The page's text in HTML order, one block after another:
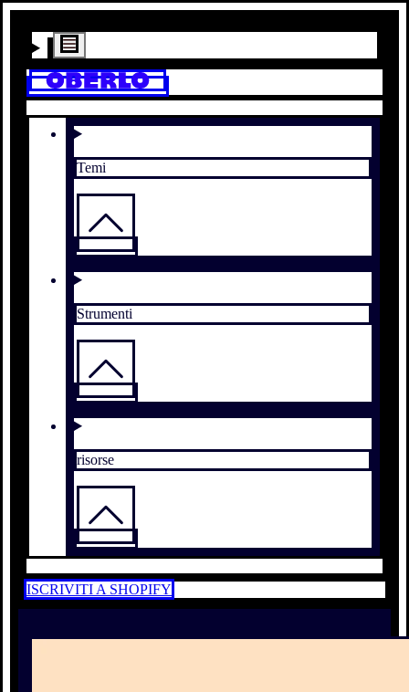
Temi
Strumenti
risorse
ISCRIVITI A SHOPIFY